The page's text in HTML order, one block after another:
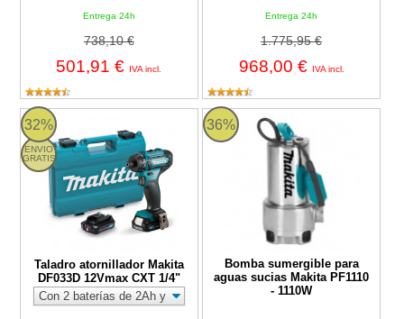
Entrega 24h
738,10 €
501,91 € IVA incl.
Entrega 24h
1.775,95 €
968,00 € IVA incl.
32%
ENVIO
GRATIS
Taladro atornillador Makita
DF033D 12Vmax CXT 1/4"
Taladro atornillador Makita DF033D 12Vmax CXT 1/4"
36%
Bomba sumergible para
aguas sucias Makita PF1110
- 1110W
Bomba sumergible para aguas